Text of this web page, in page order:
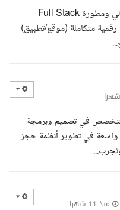
مرحبا، أنا الآنسة تينهينان، مهندسة إعلام آلي ومطورة Full Stack
متكاملة (موقع/تطبيق)
في تصميم وبرمجة
واسعة في تطوير أنظمة حجز
منذ 11 شهرا